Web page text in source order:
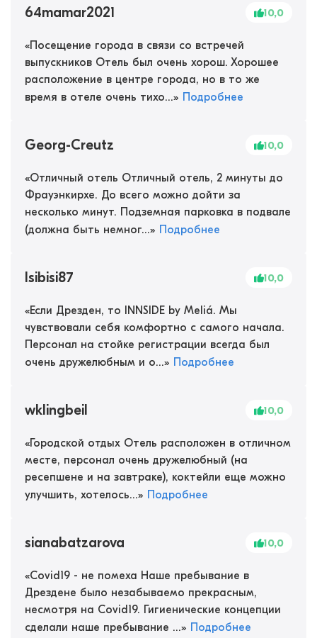
64mamar2021 10,0
«Посещение города в связи со встречей
выпускников Отель был очень хорош. Хорошее
расположение в центре города, но в то же
время в отеле очень тихо...» Подробнее
Georg-Creutz 10,0
«Отличный отель Отличный отель, 2 минуты до
Фрауэнкирхе. До всего можно дойти за
несколько минут. Подземная парковка в подвале
(должна быть немног...» Подробнее
Isibisi87 10,0
«Если Дрезден, то INNSIDE by Meliá. Мы
чувствовали себя комфортно с самого начала.
Персонал на стойке регистрации всегда был
очень дружелюбным и о...» Подробнее
wklingbeil 10,0
«Городской отдых Отель расположен в отличном
месте, персонал очень дружелюбный (на
ресепшене и на завтраке), коктейли еще можно
улучшить, хотелось...» Подробнее
sianabatzarova 10,0
«Covid19 - не помеха Наше пребывание в
Дрездене было незабываемо прекрасным,
несмотря на Covid19. Гигиенические концепции
сделали наше пребывание ...» Подробнее